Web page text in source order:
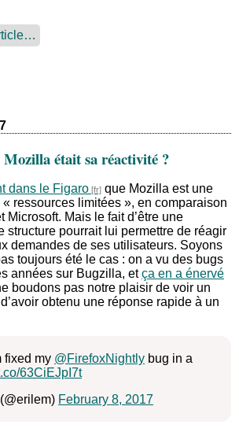
Mozilla était sa réactivité ?
dans le Figaro
que Mozilla est une
ressources limitées », en comparaison
Microsoft. Mais le fait d’être une
structure pourrait lui permettre de réagir
demandes de ses utilisateurs. Soyons
toujours été le cas : on a vu des bugs
années sur Bugzilla, etça en a énervé
boudons pas notre plaisir de voir un
obtenu une réponse rapide à un
fixed my @FirefoxNightly bug in a
63CiEJpI7t
February 8, 2017